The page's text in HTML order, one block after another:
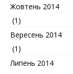
Жовтень 2014
(1)
Вересень 2014
(1)
Липень 2014